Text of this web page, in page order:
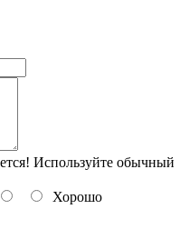
Используйте обычный
Хорошо